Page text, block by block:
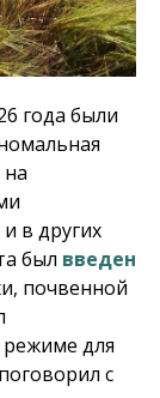
года были
в других
был введен
почвенной
для
с